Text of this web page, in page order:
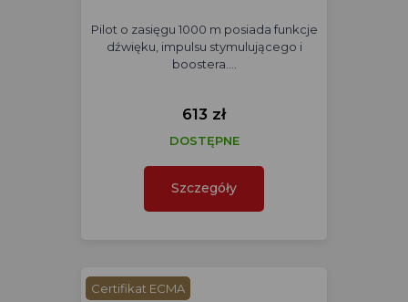
Pilot o zasięgu 1000 m posiada funkcje
dźwięku, impulsu stymulującego i
boostera.…
613 zł
DOSTĘPNE
Szczegóły
Certifikat ECMA